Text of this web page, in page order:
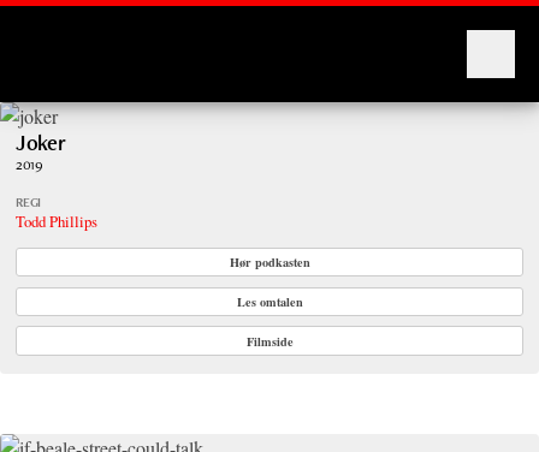
Joker
2019
REGI
Todd Phillips
Hør podkasten
Les omtalen
Filmside